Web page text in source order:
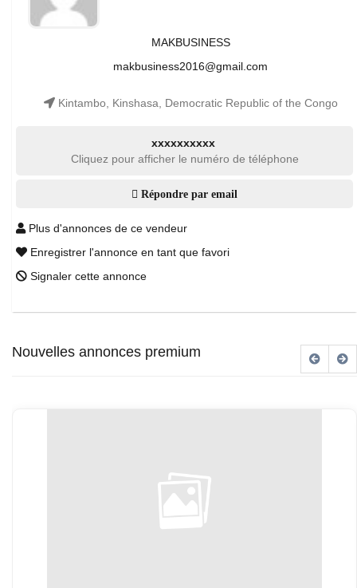
MAKBUSINESS
makbusiness2016@gmail.com
Kintambo, Kinshasa, Democratic Republic of the Congo
xxxxxxxxxx
Cliquez pour afficher le numéro de téléphone
Répondre par email
Plus d'annonces de ce vendeur
Enregistrer l'annonce en tant que favori
Signaler cette annonce
Nouvelles annonces premium